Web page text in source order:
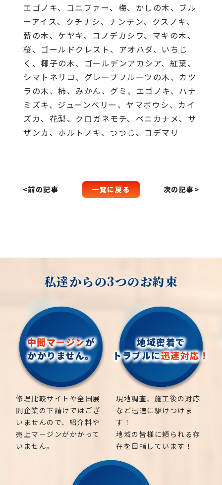
エゴノキ、コニファー、梅、かしの木、ブル
ーアイス、クチナシ、ナンテン、クスノキ、
薪の木、ケヤキ、コノデカシワ、マキの木、
桜、ゴールドクレスト、アオハダ、いちじ
く、椰子の木、ゴールデンアカシア、紅葉、
シマトネリコ、グレープフルーツの木、カツ
ラの木、柿、みかん、グミ、エゴノキ、ハナ
ミズキ、ジューンベリー、ヤマボウシ、カイ
ズカ、花梨、クロガネモチ、ベニカナメ、サ
ザンカ、ホルトノキ、つつじ、コデマリ
<前の記事 一覧に戻る 次の記事>
私達からの3つのお約束
中間マージンが
かかりません。
修理比較サイトや全国展
開企業の下請けではござ
いませんので、紹介料や
売上マージンがかかって
いません。
地域密着で
トラブルに迅速対応！
現地調査、施工後の対応
など迅速に駆けつけま
す！
地域の皆様に頼られる存
在を目指しています！